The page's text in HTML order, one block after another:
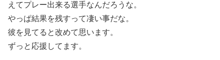
えてプレー出来る選手なんだろうな。
やっぱ結果を残すって凄い事だな。
彼を見てると改めて思います。
ずっと応援してます。